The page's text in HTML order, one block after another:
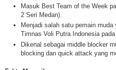
Masuk Best Team of the Week
2 Seri Medan).
Menjadi salah satu pemain
Timnas Voli Putra Indonesia
Dikenal sebagai middle blocker
blocking dan quick attack yang